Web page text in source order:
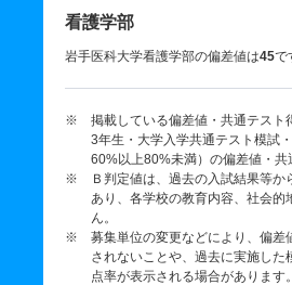
看護学部
岩手医科大学看護学部の偏差値は45で
※ 掲載している偏差値・共通テスト
3年生・大学入学共通テスト模試
60%以上80%未満）の偏差値・共
※ Ｂ判定値は、過去の入試結果等か
あり、各学校の教育内容、社会的
ん。
※ 募集単位の変更などにより、偏差
されないことや、過去に実施し
点率が表示される場合があります。